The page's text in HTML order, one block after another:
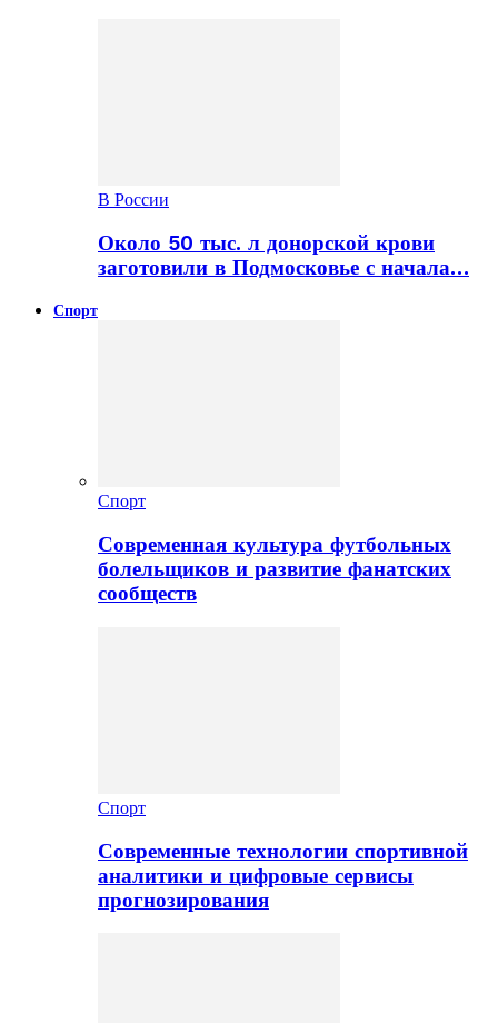
В России
Около 50 тыс. л донорской крови
заготовили в Подмосковье с начала…
Спорт
Спорт
Современная культура футбольных
болельщиков и развитие фанатских
сообществ
Спорт
Современные технологии спортивной
аналитики и цифровые сервисы
прогнозирования